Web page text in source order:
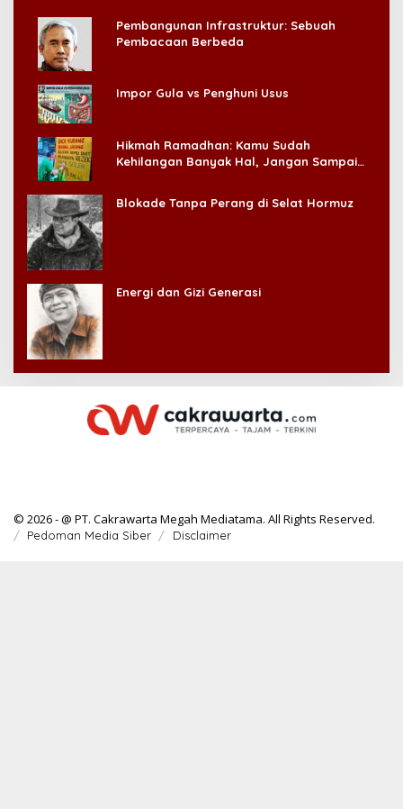
Pembangunan Infrastruktur: Sebuah
Pembacaan Berbeda
Impor Gula vs Penghuni Usus
Hikmah Ramadhan: Kamu Sudah
Kehilangan Banyak Hal, Jangan Sampai
Blokade Tanpa Perang di Selat Hormuz
Energi dan Gizi Generasi
© 2026 - @ PT. Cakrawarta Megah Mediatama. All Rights Reserved.
Pedoman Media Siber Disclaimer